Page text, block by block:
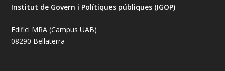
Institut de Govern i Polítiques públiques (IGOP)
Edifici MRA (Campus UAB)
08290 Bellaterra